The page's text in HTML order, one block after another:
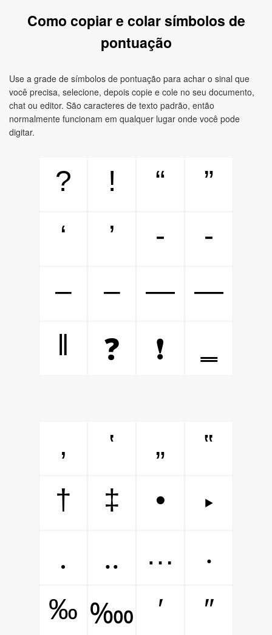
Como copiar e colar símbolos de
pontuação
Use a grade de símbolos de pontuação para achar o sinal que
você precisa, selecione, depois copie e cole no seu documento,
chat ou editor. São caracteres de texto padrão, então
normalmente funcionam em qualquer lugar onde você pode
digitar.
? ! “
”
‘
’ ‐
‑
‒
– —
―
‖
❓ ❗
‚ ‛ „
‟
†
‡ •
‣
․
‥ …
‧
‰ ‱ ′ ″